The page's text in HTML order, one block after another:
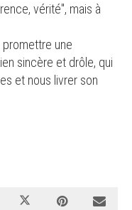
vérité", mais à
une
sincère et drôle, qui
et nous livrer son